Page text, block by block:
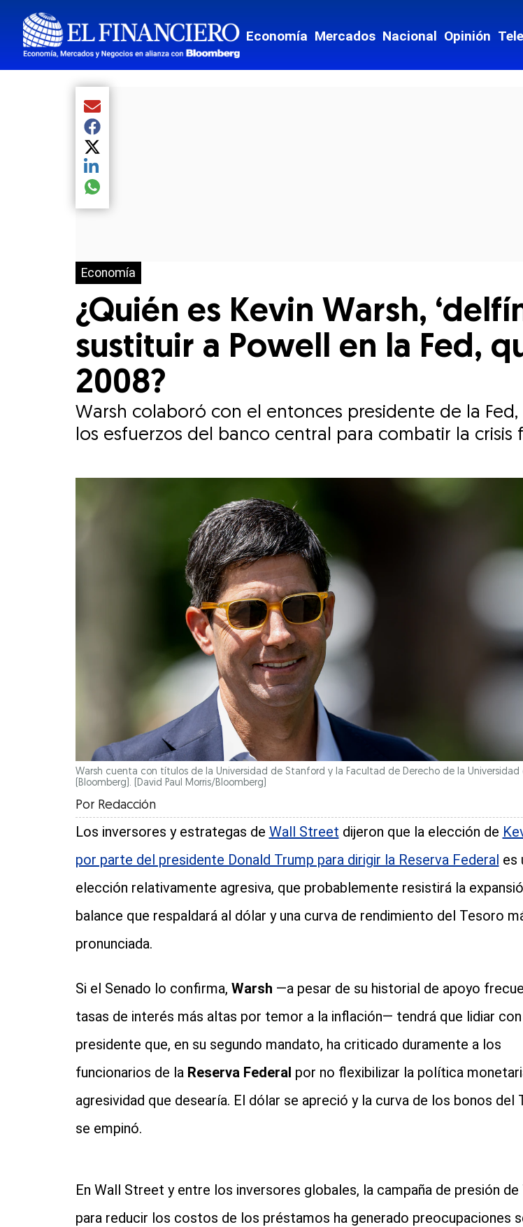
Economía Mercados Nacional Opinión
Economía
¿Quién es Kevin Warsh,
sustituir a Powell en la Fed,
2008?
Warsh colaboró ​​con el entonces presidente de la
los esfuerzos del banco central para combatir la crisis
Compartir el artículo actual mediante Email
Compartir el artículo actual mediante Facebook
Compartir el artículo actual mediante Twitter
Compartir el artículo actual mediante LinkedIn
Compartir el artículo actual mediante global.social-whatsapp
Warsh cuenta con títulos de la Universidad de Stanford y la Facultad de Derecho de la Universidad
(Bloomberg). (David Paul Morris/Bloomberg)
Por Redacción
Los inversores y estrategas de Wall Street dijeron que la elección de
por parte del presidente Donald Trump para dirigir la Reserva Federal es
elección relativamente agresiva, que probablemente resistirá la
balance que respaldará al dólar y una curva de rendimiento del Tesoro
pronunciada.
Si el Senado lo confirma, Warsh —a pesar de su historial de apoyo
tasas de interés más altas por temor a la inflación— tendrá que lidiar con
presidente que, en su segundo mandato, ha criticado duramente a los
funcionarios de la Reserva Federal por no flexibilizar la política
agresividad que desearía. El dólar se apreció y la curva de los bonos del
se empinó.
En Wall Street y entre los inversores globales, la campaña de presión de
para reducir los costos de los préstamos ha generado preocupaciones